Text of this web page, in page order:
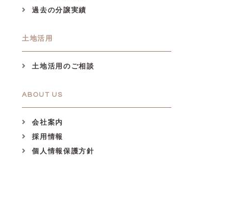
過去の分譲実績
土地活用
土地活用のご相談
ABOUT US
会社案内
採用情報
個人情報保護方針